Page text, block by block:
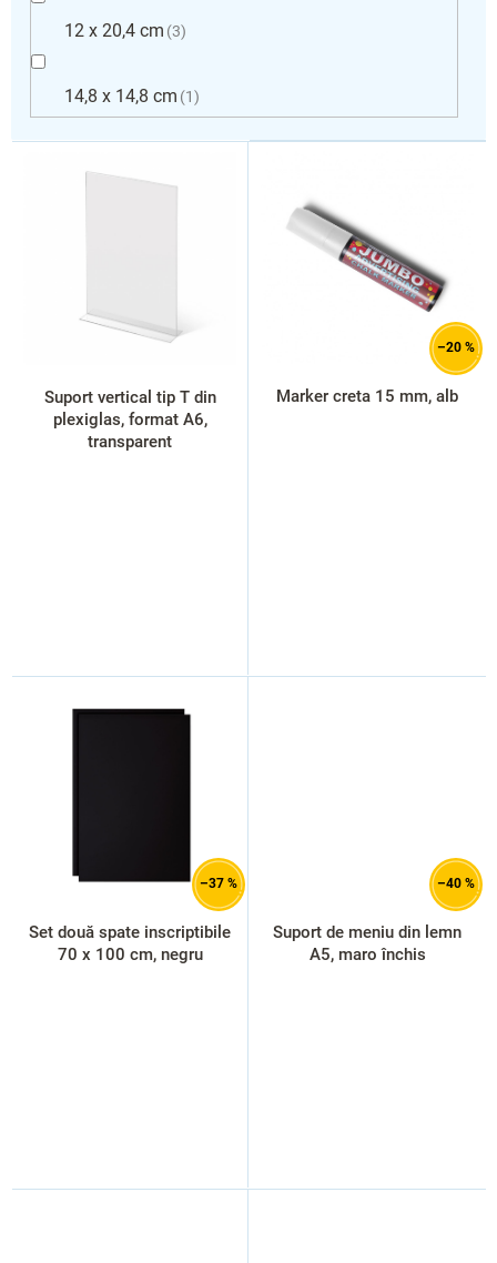
12 x 20,4 cm 3
14,8 x 14,8 cm 1
L
Suport vertical tip T din
plexiglas, format A6,
transparent
–20 %
Marker creta 15 mm, alb
–37 %
Set două spate inscriptibile
70 x 100 cm, negru
–40 %
Suport de meniu din lemn
A5, maro închis